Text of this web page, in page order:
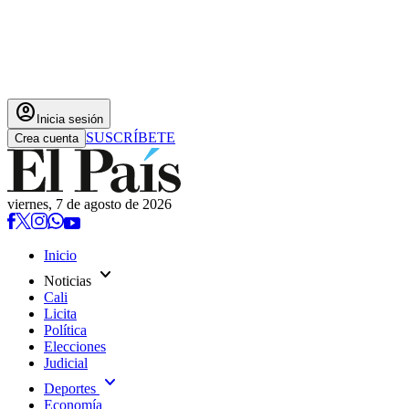
account_circle Inicia sesión
Crea cuenta SUSCRÍBETE
viernes, 7 de agosto de 2026
Inicio
Noticias expand_more
Cali
Licita
Política
Elecciones
Judicial
Deportes expand_more
Economía